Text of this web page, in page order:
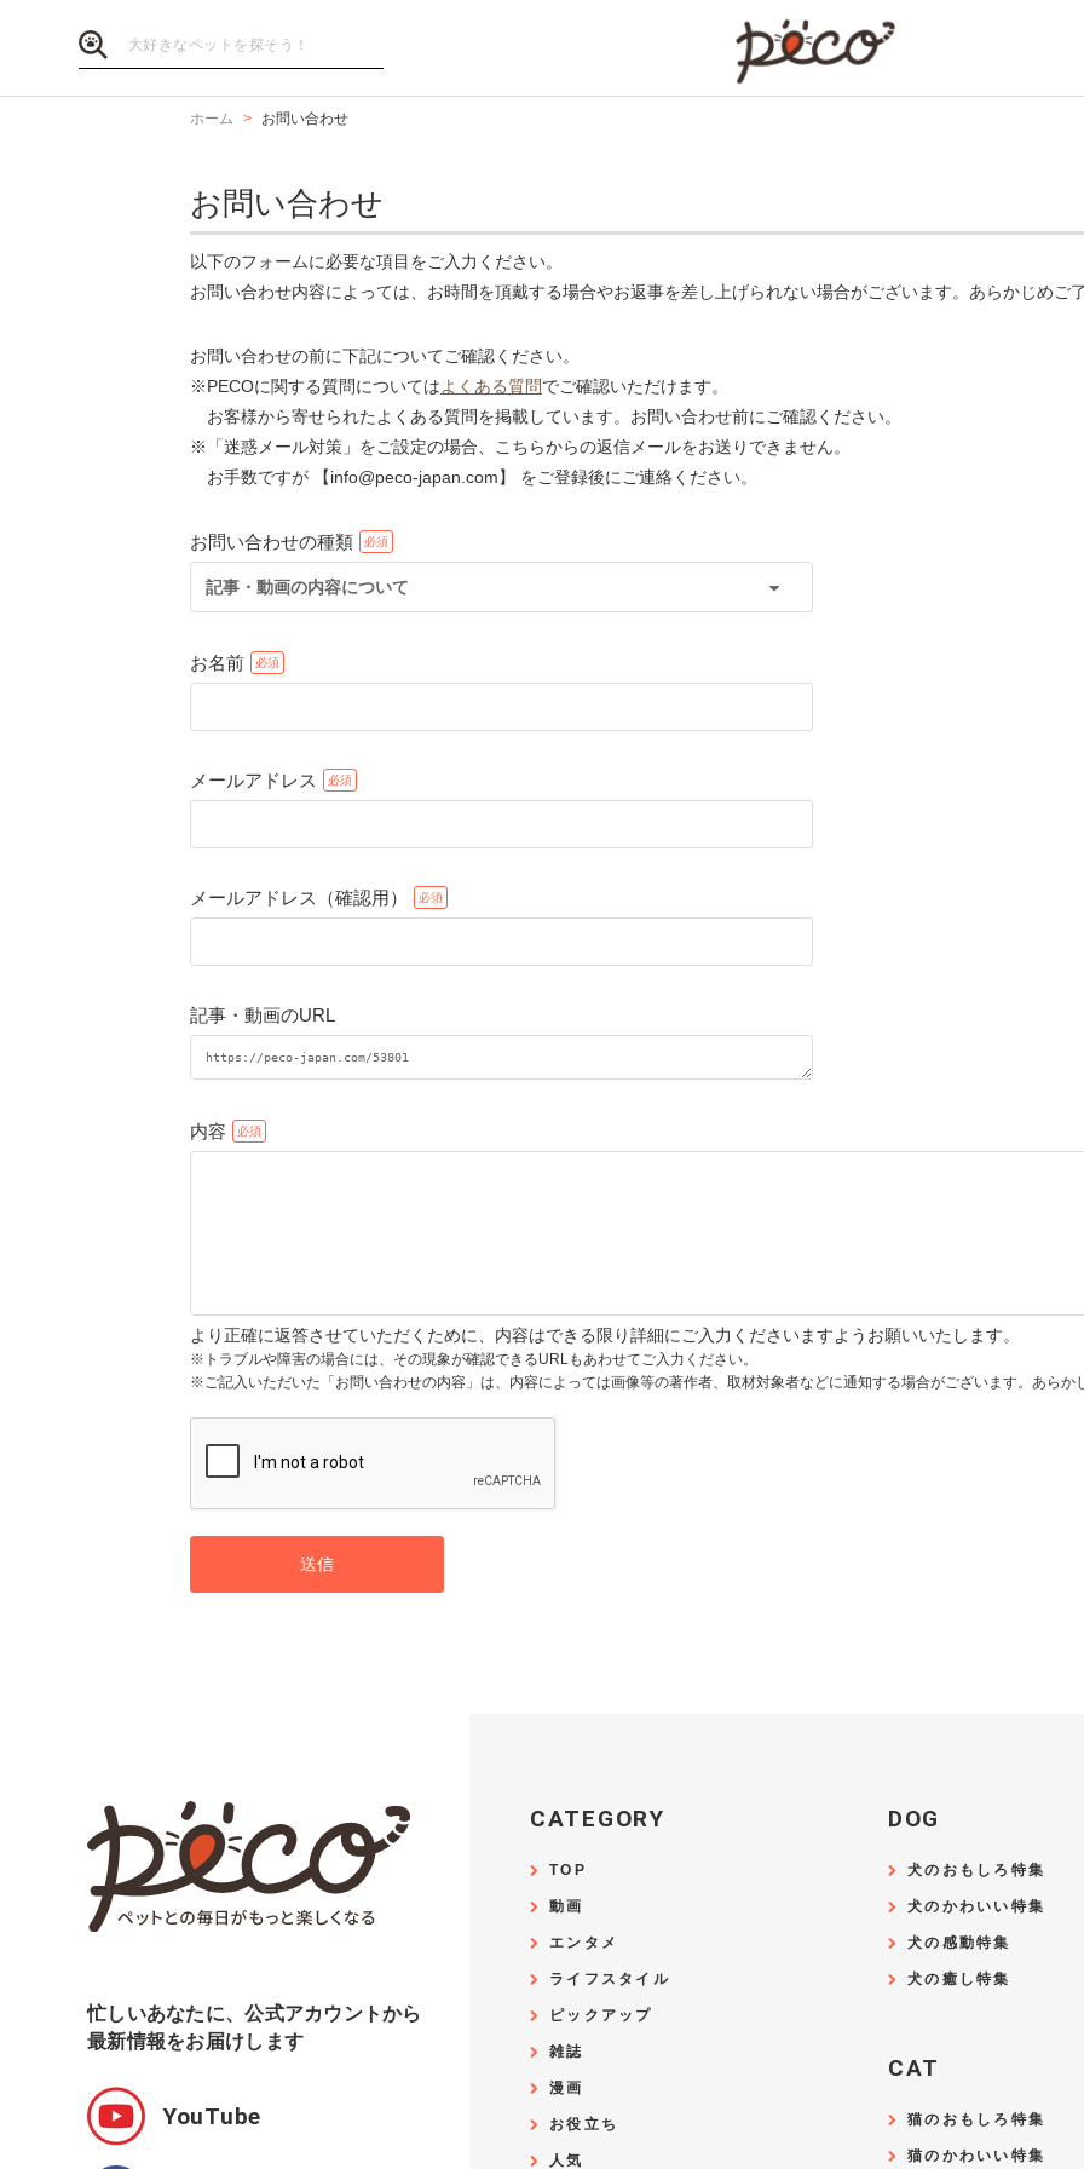
ホーム お問い合わせ
お問い合わせ
以下のフォームに必要な項目をご入力ください。
お問い合わせ内容によっては、お時間を頂戴する場合やお返事を差し上げられない場合がございます。あらかじめご
お問い合わせの前に下記についてご確認ください。
※PECOに関する質問についてはよくある質問でご確認いただけます。
お客様から寄せられたよくある質問を掲載しています。お問い合わせ前にご確認ください。
※「迷惑メール対策」をご設定の場合、こちらからの返信メールをお送りできません。
お手数ですが 【info@peco-japan.com】 をご登録後にご連絡ください。
お問い合わせの種類
記事・動画の内容について
お名前
メールアドレス
メールアドレス（確認用）
記事・動画のURL
内容
より正確に返答させていただくために、内容はできる限り詳細にご入力くださいますようお願いいたします。
※トラブルや障害の場合には、その現象が確認できるURLもあわせてご入力ください。
※ご記入いただいた「お問い合わせの内容」は、内容によっては画像等の著作者、取材対象者などに通知する場合がございます。あらか
送信
忙しいあなたに、公式アカウントから
最新情報をお届けします
YouTube
CATEGORY
TOP
動画
エンタメ
ライフスタイル
ピックアップ
雑誌
漫画
お役立ち
人気
DOG
犬のおもしろ特集
犬のかわいい特集
犬の感動特集
犬の癒し特集
CAT
猫のおもしろ特集
猫のかわいい特集